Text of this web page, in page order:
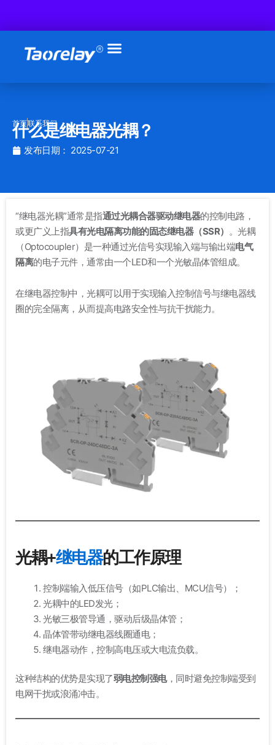
首页联系我们
什么是继电器光耦？
发布日期： 2025-07-21
“继电器光耦”通常是指通过光耦合器驱动继电器的控制电路，
或更广义上指具有光电隔离功能的固态继电器（SSR） 。光耦
（Optocoupler）是一种通过光信号实现输入端与输出端电气
隔离的电子元件，通常由一个LED和一个光敏晶体管组成。
在继电器控制中，光耦可以用于实现输入控制信号与继电器线
圈的完全隔离，从而提高电路安全性与抗干扰能力。
光耦+继电器的工作原理
控制端输入低压信号（如PLC输出、MCU信号）；
光耦中的LED发光；
光敏三极管导通，驱动后级晶体管；
晶体管带动继电器线圈通电；
继电器动作，控制高电压或大电流负载。
这种结构的优势是实现了弱电控制强电，同时避免控制端受到
电网干扰或浪涌冲击。